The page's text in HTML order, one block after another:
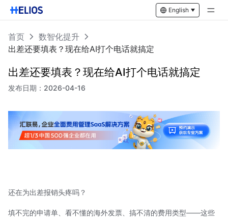
English
首页
数智化提升
出差还要填表？现在给AI打个电话就搞定
出差还要填表？现在给AI打个电话就搞定
发布日期： 2026-04-16
还在为出差报销头疼吗？
填不完的申请单、看不懂的海外发票、搞不清的费用类型——这些